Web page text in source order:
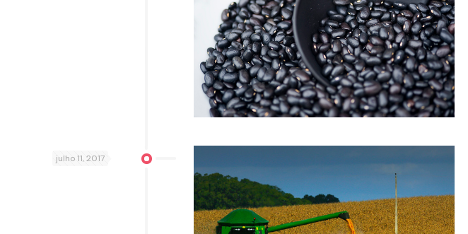
julho 11, 2017